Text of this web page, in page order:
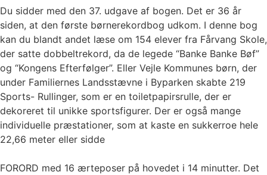
Du sidder med den 37. udgave af bogen. Det er 36 år
siden, at den første børnerekordbog udkom. I denne bog
kan du blandt andet læse om 154 elever fra Fårvang Skole,
der satte dobbeltrekord, da de legede “Banke Banke Bøf”
og “Kongens Efterfølger”. Eller Vejle Kommunes børn, der
under Familiernes Landsstævne i Byparken skabte 219
Sports- Rullinger, som er en toiletpapirsrulle, der er
dekoreret til unikke sportsfigurer. Der er også mange
individuelle præstationer, som at kaste en sukkerroe hele
22,66 meter eller sidde
FORORD med 16 ærteposer på hovedet i 14 minutter. Det